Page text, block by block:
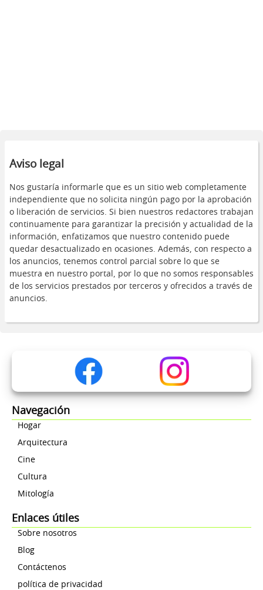
Aviso legal
Nos gustaría informarle que es un sitio web completamente
independiente que no solicita ningún pago por la aprobación
o liberación de servicios. Si bien nuestros redactores trabajan
continuamente para garantizar la precisión y actualidad de la
información, enfatizamos que nuestro contenido puede
quedar desactualizado en ocasiones. Además, con respecto a
los anuncios, tenemos control parcial sobre lo que se
muestra en nuestro portal, por lo que no somos responsables
de los servicios prestados por terceros y ofrecidos a través de
anuncios.
Navegación
Hogar
Arquitectura
Cine
Cultura
Mitología
Enlaces útiles
Sobre nosotros
Blog
Contáctenos
política de privacidad